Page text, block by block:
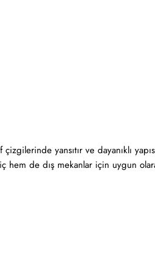
çizgilerinde yansıtır ve dayanıklı
hem de dış mekanlar için uygun